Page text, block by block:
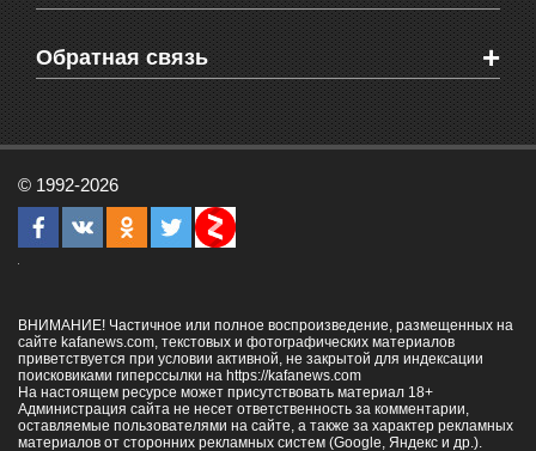
Здоровье
СМС мнения читателей
Блоги феодосийцев
Школы Феодосии
Печатная версия газеты "Кафа"
RSS
Обратная связь +
Рекламодателям
Контактная информация
© 1992-2026
ВНИМАНИЕ! Частичное или полное воспроизведение, размещенных на
сайте kafanews.com, текстовых и фотографических материалов
приветствуется при условии активной, не закрытой для индексации
поисковиками гиперссылки на https://kafanews.com
На настоящем ресурсе может присутствовать материал 18+
Администрация сайта не несет ответственность за комментарии,
оставляемые пользователями на сайте, а также за характер рекламных
материалов от сторонних рекламных систем (Google, Яндекс и др.).